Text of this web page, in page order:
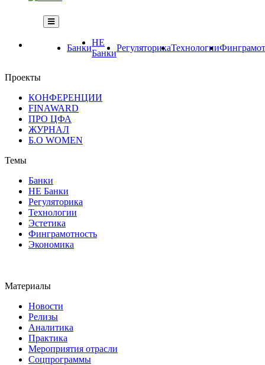
Банки
НЕ
Банки
РегуляторикаТехнологии
Проекты
КОНФЕРЕНЦИИ
FINAWARD
ПРО ЦФА
ЖУРНАЛ
Б.О WOMEN
Темы
Банки
НЕ Банки
Регуляторика
Технологии
Эстетика
Финграмотность
Экономика
Материалы
Новости
Релизы
Аналитика
Практика
Мероприятия отрасли
Соцпрограммы